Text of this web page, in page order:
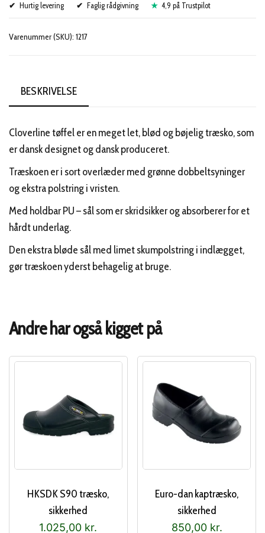
antal
Hurtig levering Faglig rådgivning 4,9 på Trustpilot
Varenummer (SKU): 1217
BESKRIVELSE
Cloverline tøffel er en meget let, blød og bøjelig træsko, som
er dansk designet og dansk produceret.
Træskoen er i sort overlæder med grønne dobbeltsyninger
og ekstra polstring i vristen.
Med holdbar PU – sål som er skridsikker og absorberer for et
hårdt underlag.
Den ekstra bløde sål med limet skumpolstring i indlægget,
gør træskoen yderst behagelig at bruge.
Andre har også kigget på
HKSDK S90 træsko,
sikkerhed
1.025,00 kr.
Euro-dan kaptræsko,
sikkerhed
850,00 kr.